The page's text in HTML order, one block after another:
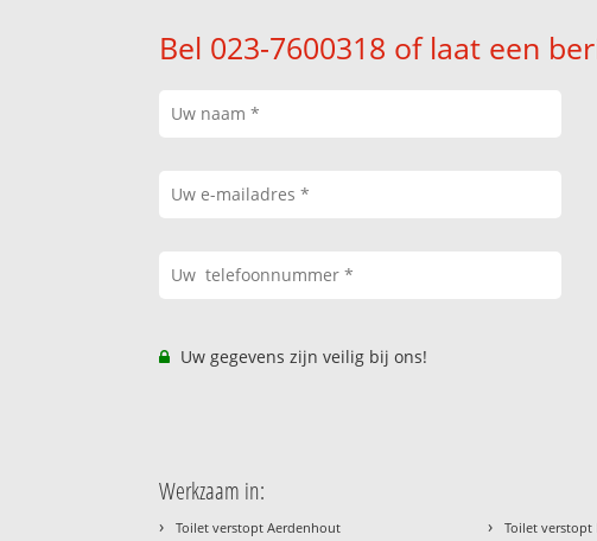
Bel 023-7600318 of laat een
Uw gegevens zijn veilig bij ons!
Werkzaam in:
› Toilet verstopt Aerdenhout › Toilet verstopt